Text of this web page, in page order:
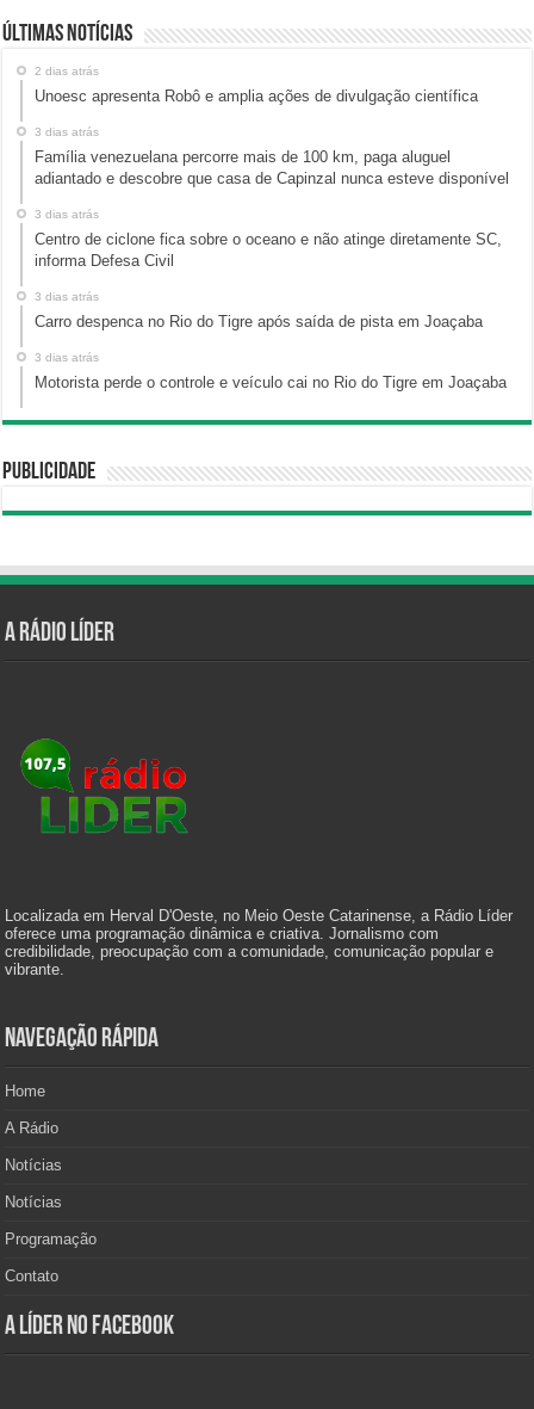
Últimas Notícias
2 dias atrás
Unoesc apresenta Robô e amplia ações de divulgação científica
3 dias atrás
Família venezuelana percorre mais de 100 km, paga aluguel
adiantado e descobre que casa de Capinzal nunca esteve disponível
3 dias atrás
Centro de ciclone fica sobre o oceano e não atinge diretamente SC,
informa Defesa Civil
3 dias atrás
Carro despenca no Rio do Tigre após saída de pista em Joaçaba
3 dias atrás
Motorista perde o controle e veículo cai no Rio do Tigre em Joaçaba
Publicidade
A Rádio Líder
Localizada em Herval D'Oeste, no Meio Oeste Catarinense, a Rádio Líder
oferece uma programação dinâmica e criativa. Jornalismo com
credibilidade, preocupação com a comunidade, comunicação popular e
vibrante.
Navegação Rápida
Home
A Rádio
Notícias
Notícias
Programação
Contato
A Líder no Facebook